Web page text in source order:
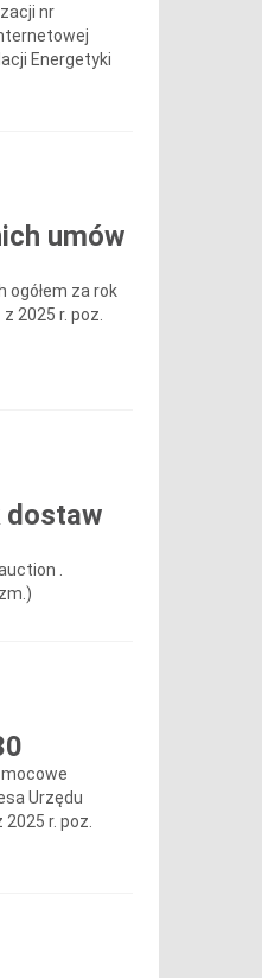
nr
Energetyki
umów
za rok
2025 r. poz.
dostaw
.
Urzędu
r. poz.